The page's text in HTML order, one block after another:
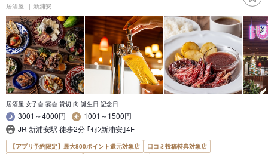
居酒屋 新浦安
居酒屋 女子会 宴会 貸切 肉 誕生日 記念日
3001～4000円
1001～1500円
JR 新浦安駅 徒歩2分 ｢ｲｵﾝ新浦安｣4F
【アプリ予約限定】最大800ポイント還元対象店
口コミ投稿特典対象店